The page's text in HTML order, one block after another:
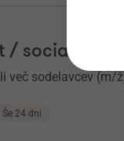
/ socialni
več sodelavcev
Še 24 dni